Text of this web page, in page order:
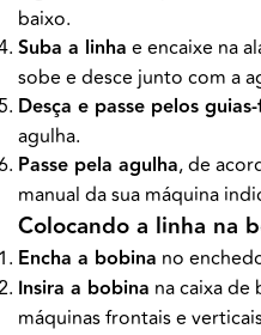
baixo.
Suba a linha e encaixe na
sobe e desce junto com a
Desça e passe pelos
agulha.
Passe pela agulha, de
manual da sua máquina
Colocando a linha na
Encha a bobina no
Insira a bobina na caixa de
máquinas frontais e